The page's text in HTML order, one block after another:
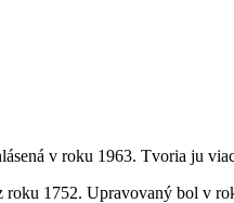
v roku 1963. Tvoria ju
roku 1752. Upravovaný bol v